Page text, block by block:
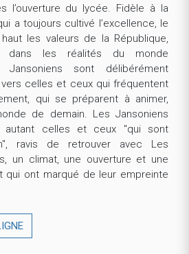
l’ouverture du lycée. Fidèle à la
a toujours cultivé l’excellence, le
les valeurs de la République,
dans les réalités du monde
Jansoniens sont délibérément
vers celles et ceux qui fréquentent
qui se préparent à animer,
de demain. Les Jansoniens
autant celles et ceux "qui sont
ravis de retrouver avec Les
un climat, une ouverture et une
qui ont marqué de leur empreinte